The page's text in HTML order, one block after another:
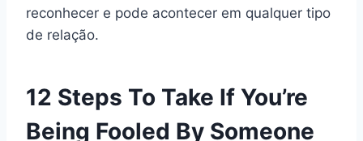
reconhecer e pode acontecer em qualquer tipo
de relação.
12 Steps To Take If You’re
Being Fooled By Someone